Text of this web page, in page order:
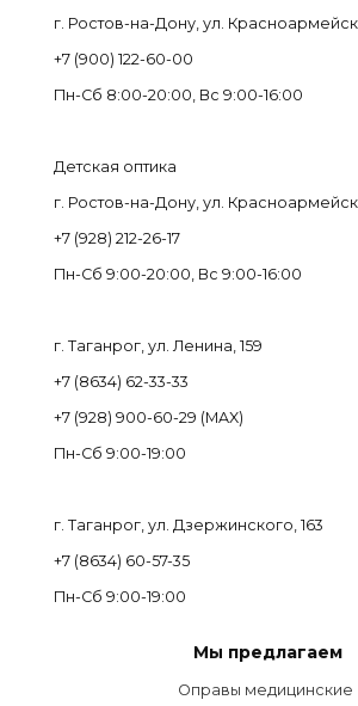
г. Ростов-на-Дону, ул.
+7 (900) 122-60-00
Пн-Cб 8:00-20:00, Вс 9:00-16:00
Детская оптика
г. Ростов-на-Дону, ул.
+7 (928) 212-26-17
Пн-Cб 9:00-20:00, Вс 9:00-16:00
г. Таганрог, ул. Ленина, 159
+7 (8634) 62-33-33
+7 (928) 900-60-29 (MAX)
Пн-Cб 9:00-19:00
г. Таганрог, ул. Дзержинского, 163
+7 (8634) 60-57-35
Пн-Сб 9:00-19:00
Мы предлагаем
Оправы медицинские